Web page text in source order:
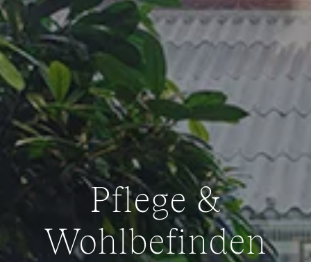
Pflege &
Wohlbefinden